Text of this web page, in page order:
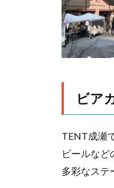
ビア
TENT成瀬
ビールな
多彩なステ